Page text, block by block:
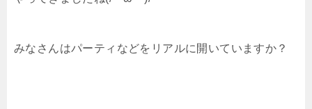
みなさんはパーティなどをリアルに開いていますか？